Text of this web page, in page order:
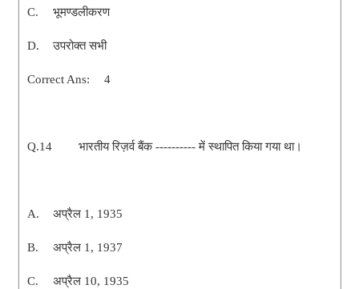
C. भूमण्डलीकरण
D. उपरोक्त सभी
Correct Ans: 4
Q.14 भारतीय रिज़र्व बैंक ---------- में स्थापित किया गया था।
A. अप्रैल 1, 1935
B. अप्रैल 1, 1937
C. अप्रैल 10, 1935